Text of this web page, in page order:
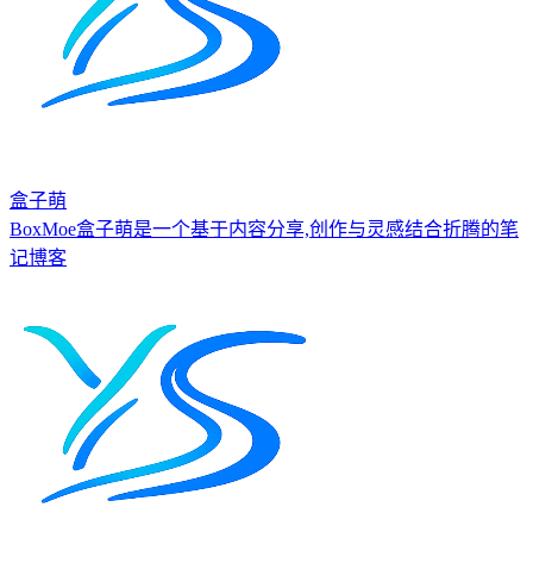
盒子萌
BoxMoe盒子萌是一个基于内容分享,创作与灵感结合折腾的笔
记博客